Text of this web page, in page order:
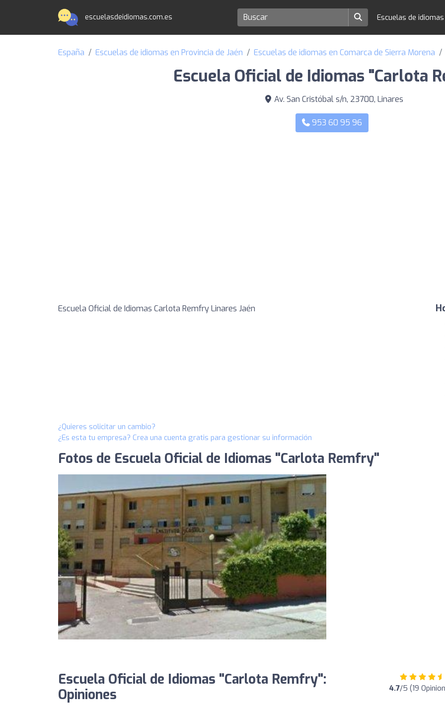
escuelasdeidiomas.com.es Escuelas de idiomas
España Escuelas de idiomas en Provincia de Jaén Escuelas de idiomas en Comarca de Sierra Morena
Escuela Oficial de Idiomas "Carlota
Av. San Cristóbal s/n, 23700, Linares
953 60 95 96
Escuela Oficial de Idiomas Carlota Remfry Linares Jaén
¿Quieres solicitar un cambio?
¿Es esta tu empresa? Crea una cuenta gratis para gestionar su información
Fotos de Escuela Oficial de Idiomas "Carlota Remfry"
Escuela Oficial de Idiomas "Carlota Remfry":
Opiniones
4.7/5 (19